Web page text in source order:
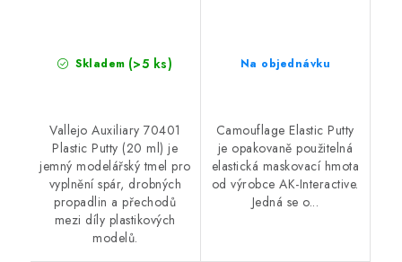
Skladem (>5 ks)
Vallejo Auxiliary 70401
Plastic Putty (20 ml) je
jemný modelářský tmel pro
vyplnění spár, drobných
propadlin a přechodů
mezi díly plastikových
modelů.
Na objednávku
Camouflage Elastic Putty
je opakovaně použitelná
elastická maskovací hmota
od výrobce AK-Interactive.
Jedná se o...